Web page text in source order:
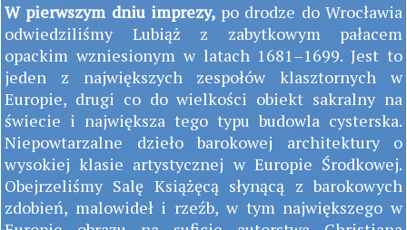
W pierwszym dniu imprezy,po drodze do Wrocławia
odwiedziliśmy Lubiąż z zabytkowym pałacem
opackim wzniesionym w latach 1681–1699. Jest to
jeden z największych zespołów klasztornych w
Europie, drugi co do wielkości obiekt sakralny na
świecie i największa tego typu budowla cysterska.
Niepowtarzalne dzieło barokowej architektury o
wysokiej klasie artystycznej w Europie Środkowej.
Obejrzeliśmy Salę Książęcą słynącą z barokowych
zdobień, malowideł i rzeźb, w tym największego w